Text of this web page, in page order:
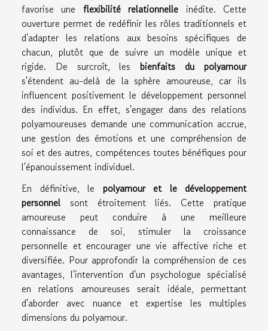
favorise une flexibilité relationnelle inédite. Cette
ouverture permet de redéfinir les rôles traditionnels et
d'adapter les relations aux besoins spécifiques de
chacun, plutôt que de suivre un modèle unique et
rigide. De surcroît, les bienfaits du polyamour
s'étendent au-delà de la sphère amoureuse, car ils
influencent positivement le développement personnel
des individus. En effet, s'engager dans des relations
polyamoureuses demande une communication accrue,
une gestion des émotions et une compréhension de
soi et des autres, compétences toutes bénéfiques pour
l'épanouissement individuel.
En définitive, le polyamour et le développement
personnel sont étroitement liés. Cette pratique
amoureuse peut conduire à une meilleure
connaissance de soi, stimuler la croissance
personnelle et encourager une vie affective riche et
diversifiée. Pour approfondir la compréhension de ces
avantages, l'intervention d'un psychologue spécialisé
en relations amoureuses serait idéale, permettant
d'aborder avec nuance et expertise les multiples
dimensions du polyamour.